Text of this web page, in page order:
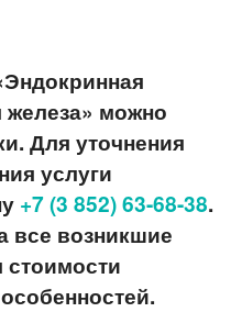
можно
Для уточнения
услуги
+7 (3 852) 63-68-38.
все возникшие